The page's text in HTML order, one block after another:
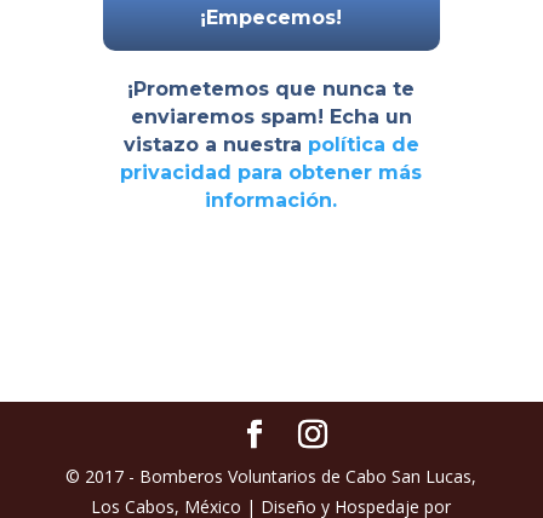
¡Prometemos que nunca te
enviaremos spam! Echa un
vistazo a nuestra política de
privacidad para obtener más
información.
© 2017 - Bomberos Voluntarios de Cabo San Lucas,
Los Cabos, México | Diseño y Hospedaje por